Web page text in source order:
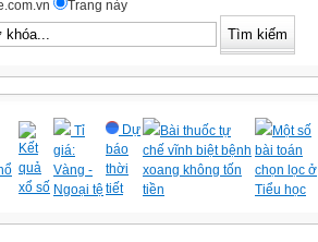
Trang này
Kết
quả
xổ số
Tỉ
giá:
Vàng -
Ngoại tệ
Dự
báo
thời
tiết
Bài thuốc tự
chế vĩnh biệt bệnh
xoang không tốn
tiền
Một số
bài toán
chọn lọc ở
Tiểu học